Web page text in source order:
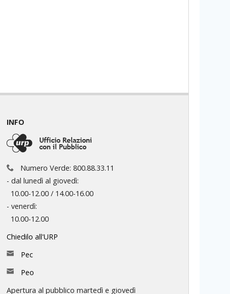
INFO
Numero Verde: 800.88.33.11
- dal lunedì al giovedì:
10.00-12.00 / 14.00-16.00
- venerdì:
10.00-12.00
Chiedilo all'URP
Pec
Peo
Apertura al pubblico martedì e giovedì